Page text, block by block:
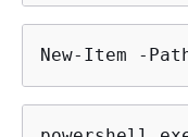
New-Item -